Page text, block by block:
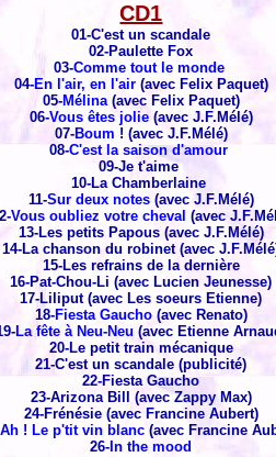
CD1
01-C'est un scandale
02-Paulette Fox
03-Comme tout le monde
04-En l'air, en l'air (avec Felix Paquet)
05-Mélina(avec Felix Paquet)
06-Vous êtes jolie (avec J.F.Mélé)
07-Boum ! (avec J.F.Mélé)
08-C'est la saison d'amour
09-Je t'aime
10-La Chamberlaine
11-Sur deux notes (avec J.F.Mélé)
Vous oubliez votre cheval (avec
13-Les petits Papous (avec J.F.Mélé)
14-La chanson du robinet (avec
15-Les refrains de la dernière
16-Pat-Chou-Li (avec Lucien Jeunesse)
17-Liliput (avec Les soeurs Etienne)
18-Fiesta Gaucho (avec Renato)
La fête à Neu-Neu (avec Etienne
20-Le petit train mécanique
21-C'est un scandale (publicité)
22-Fiesta Gaucho
23-Arizona Bill (avec Zappy Max)
24-Frénésie (avec Francine Aubert)
Ah ! Le p'tit vin blanc (avec Francine
26- In the mood